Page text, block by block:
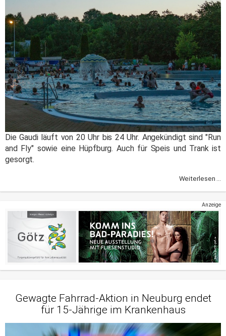
Die Gaudi läuft von 20 Uhr bis 24 Uhr. Angekündigt sind "Run
and Fly" sowie eine Hüpfburg. Auch für Speis und Trank ist
gesorgt.
Weiterlesen ...
Anzeige
Gewagte Fahrrad-Aktion in Neuburg endet
für 15-Jährige im Krankenhaus